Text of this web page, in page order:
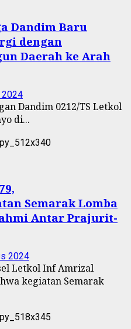
Dandim Baru
dengan
Daerah ke Arah
2024
Dandim 0212/TS Letkol
di...
Semarak Lomba
Antar Prajurit-
2024
Letkol Inf Amrizal
kegiatan Semarak